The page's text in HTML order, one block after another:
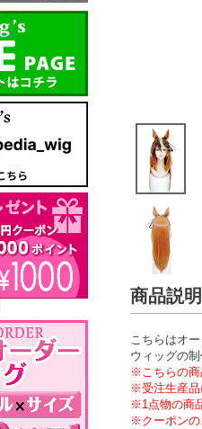
商品説明
こちらはオ
ウィッグの
※こちらの商
※受注生産品
※1点物の商
※クーポンの